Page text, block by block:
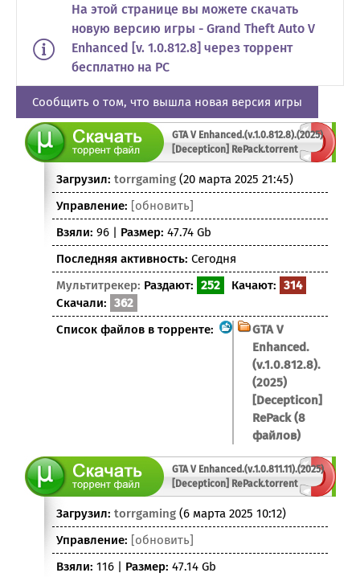
На этой странице вы можете скачать
новую версию игры - Grand Theft Auto V
Enhanced [v. 1.0.812.8] через торрент
бесплатно на PC
Сообщить о том, что вышла новая версия игры
GTA V Enhanced.(v.1.0.812.8).(2025)
[Decepticon] RePack.torrent
Загрузил: torrgaming (20 марта 2025 21:45)
Управление: [обновить]
Взяли: 96 | Размер: 47.74 Gb
Последняя активность: Сегодня
Мультитрекер: Раздают: 252 Качают: 314
Скачали: 362
Список файлов в торренте:
GTA V
Enhanced.
(v.1.0.812.8).
(2025)
[Decepticon]
RePack (8
файлов)
GTA V Enhanced.(v.1.0.811.11).(2025)
[Decepticon] RePack.torrent
Загрузил: torrgaming (6 марта 2025 10:12)
Управление: [обновить]
Взяли: 116 | Размер: 47.14 Gb